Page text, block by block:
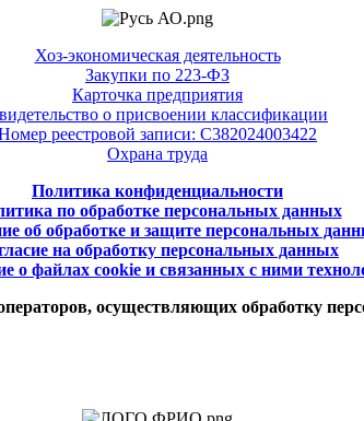
Хоз-экономическая деятельность
Закупки по 223-ФЗ
Карточка предприятия
о присвоении классификации
реестровой записи: С382024003422
Охрана труда
Политика конфиденциальности
по обработке персональных данных
об обработке и защите персональных
на обработку персональных данных
о файлах cookie и связанных с ними
осуществляющих обработку